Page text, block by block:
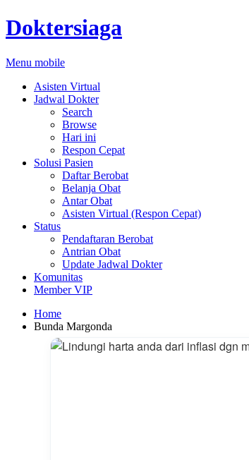
Doktersiaga
Menu mobile
Asisten Virtual
Jadwal Dokter
Search
Browse
Hari ini
Respon Cepat
Solusi Pasien
Daftar Berobat
Belanja Obat
Antar Obat
Asisten Virtual (Respon Cepat)
Status
Pendaftaran Berobat
Antrian Obat
Update Jadwal Dokter
Komunitas
Member VIP
Home
Bunda Margonda